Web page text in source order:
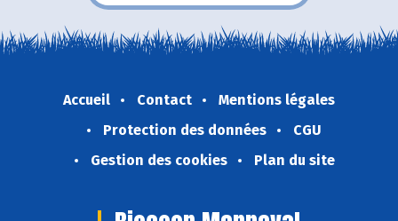
Accueil Contact
Mentions légales
Protection des données
CGU
Gestion des cookies
Plan du site